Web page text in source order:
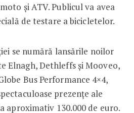
și ATV. Publicul va avea
de testare a bicicletelor.
se numără lansările noilor
Elnagh, Dethleffs și Mooveo,
Bus Performance 4×4,
prezențe ale
aproximativ 130.000 de euro.